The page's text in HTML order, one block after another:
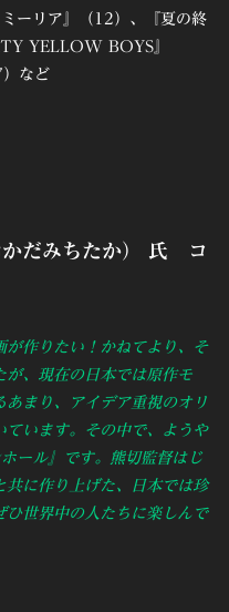
ーリア』（12）、『夏の終
YELLOW BOYS』
など
だみちたか） 氏 コ
が作りたい！かねてより、そ
が、現在の日本では原作モ
あまり、アイデア重視のオリ
ています。その中で、ようや
ール』です。熊切監督はじ
共に作り上げた、日本では珍
ひ世界中の人たちに楽しんで